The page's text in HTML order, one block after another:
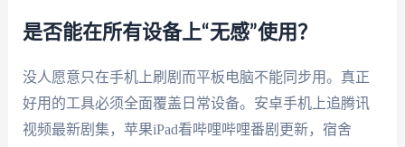
是否能在所有设备上“无感”使用？
没人愿意只在手机上刷剧而平板电脑不能同步用。真正
好用的工具必须全面覆盖日常设备。安卓手机上追腾讯
视频最新剧集，苹果iPad看哔哩哔哩番剧更新，宿舍